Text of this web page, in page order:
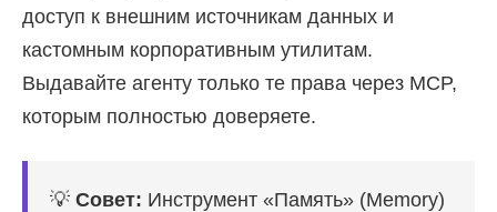
доступ к внешним источникам данных и
кастомным корпоративным утилитам.
Выдавайте агенту только те права через MCP,
которым полностью доверяете.
💡 Совет: Инструмент «Память» (Memory)